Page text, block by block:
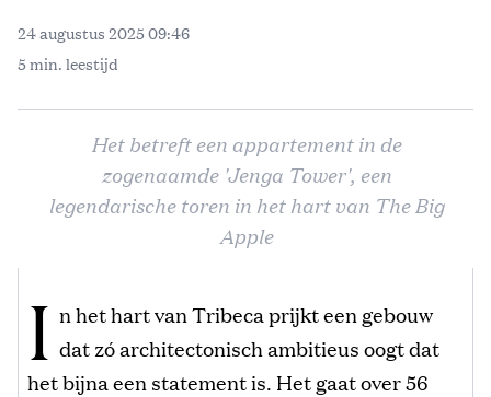
24 augustus 2025 09:46
5 min. leestijd
Het betreft een appartement in de
zogenaamde 'Jenga Tower', een
legendarische toren in het hart van The Big
Apple
I n het hart van Tribeca prijkt een gebouw
dat zó architectonisch ambitieus oogt dat
het bijna een statement is. Het gaat over 56